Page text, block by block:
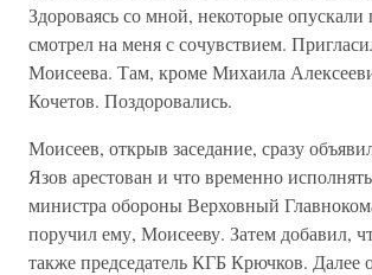
Здороваясь со мной, некоторые опускали
смотрел на меня с сочувствием.
Моисеева. Там, кроме Михаила
Кочетов. Поздоровались.
Моисеев, открыв заседание, сразу
Язов арестован и что временно
министра обороны Верховный
поручил ему, Моисееву. Затем добавил,
также председатель КГБ Крючков. Далее